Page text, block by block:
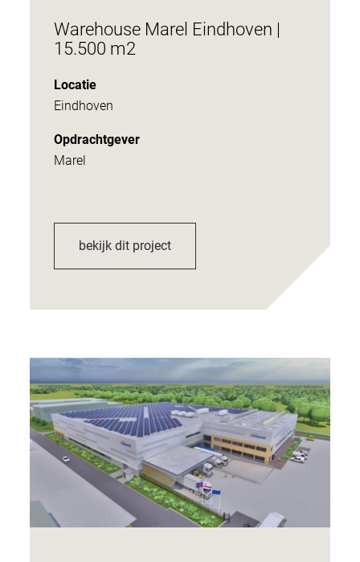
Warehouse Marel Eindhoven |
15.500 m2
Locatie
Eindhoven
Opdrachtgever
Marel
bekijk dit project